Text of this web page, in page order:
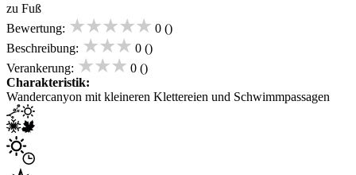
zu Fuß
Bewertung: ★★★★★ 0 ()
Beschreibung: ★★★ 0 ()
Verankerung: ★★★ 0 ()
Charakteristik:
Wandercanyon mit kleineren Klettereien und Schwimmpassagen